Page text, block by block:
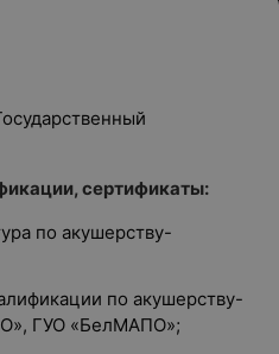
сертификаты:
по акушерству-
по акушерству-
ГУО «БелМАПО»;